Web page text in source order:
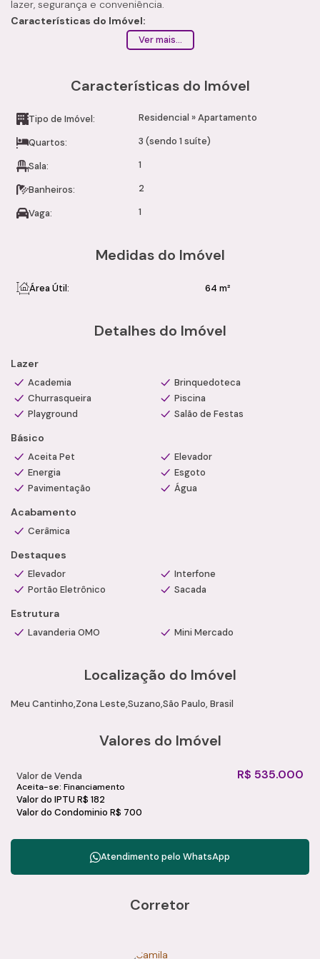
lazer, segurança e conveniência.
Características do Imóvel:
Sala ampla, arejada e bem iluminada
2 banheiros
Sacada com vista agradável
Unidade entregue no contrapiso
Infraestrutura do Condomínio:
Academia
Piscina
Salão de festas
Brinquedoteca
Lavanderia OMO
Diferenciais:
Condomínio com lazer completo
Excelente localização
Ambientes bem ventilados e iluminados
Ideal para moradia ou investimento
Condições:
Valor de Venda: R$ 535.000,00
Condomínio: R$ 700,00
IPTU: R$ 182,00
Aceita financiamento bancário
especializados e conheça esta excelente oportunidade com
a Camila Ramos Imóveis.
Ver mais...
Características do Imóvel
Tipo de Imóvel: Residencial »Apartamento
Quartos: 3 (sendo 1 suíte)
Sala: 1
Banheiros: 2
Vaga: 1
Medidas do Imóvel
Área Útil: 64 m²
Detalhes do Imóvel
Lazer
Academia
Brinquedoteca
Churrasqueira
Piscina
Playground
Salão de Festas
Básico
Aceita Pet
Elevador
Energia
Esgoto
Pavimentação
Água
Acabamento
Cerâmica
Destaques
Elevador
Interfone
Portão Eletrônico
Sacada
Estrutura
Lavanderia OMO Mini Mercado
Localização do Imóvel
Meu Cantinho Zona Leste Suzano São Paulo, Brasil
Valores do Imóvel
R$ 535.000
Valor de Venda
Aceita-se: Financiamento
Valor do IPTU R$ 182
Valor do Condominio R$ 700
Atendimento pelo WhatsApp
Corretor